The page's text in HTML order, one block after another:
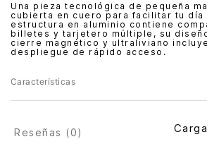
Una pieza tecnológica de pequeña
cubierta en cuero para facilitar tu día
estructura en aluminio contiene
billetes y tarjetero múltiple, su
cierre magnético y ultraliviano
despliegue de rápido acceso.
Características
Reseñas (0)